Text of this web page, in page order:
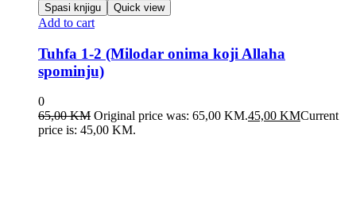
Spasi knjigu Quick view
Add to cart
Tuhfa 1-2 (Milodar onima koji Allaha
spominju)
0
65,00KM Original price was: 65,00 KM.45,00 KMCurrent
price is: 45,00 KM.